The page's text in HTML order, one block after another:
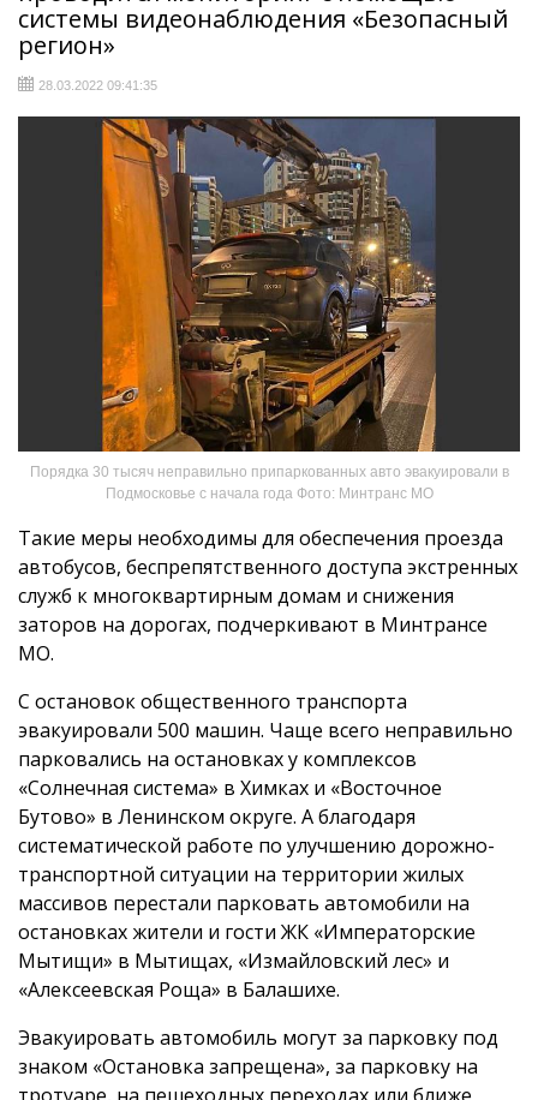
системы видеонаблюдения «Безопасный
регион»
28.03.2022 09:41:35
Порядка 30 тысяч неправильно припаркованных авто эвакуировали в
Подмосковье с начала года Фото: Минтранс МО
Такие меры необходимы для обеспечения проезда
автобусов, беспрепятственного доступа экстренных
служб к многоквартирным домам и снижения
заторов на дорогах, подчеркивают в Минтрансе
МО.
С остановок общественного транспорта
эвакуировали 500 машин. Чаще всего неправильно
парковались на остановках у комплексов
«Солнечная система» в Химках и «Восточное
Бутово» в Ленинском округе. А благодаря
систематической работе по улучшению дорожно-
транспортной ситуации на территории жилых
массивов перестали парковать автомобили на
остановках жители и гости ЖК «Императорские
Мытищи» в Мытищах, «Измайловский лес» и
«Алексеевская Роща» в Балашихе.
Эвакуировать автомобиль могут за парковку под
знаком «Остановка запрещена», за парковку на